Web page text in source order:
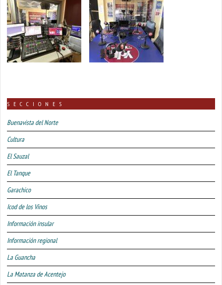
SECCIONES
Buenavista del Norte
Cultura
El Sauzal
El Tanque
Garachico
Icod de los Vinos
Información insular
Información regional
La Guancha
La Matanza de Acentejo